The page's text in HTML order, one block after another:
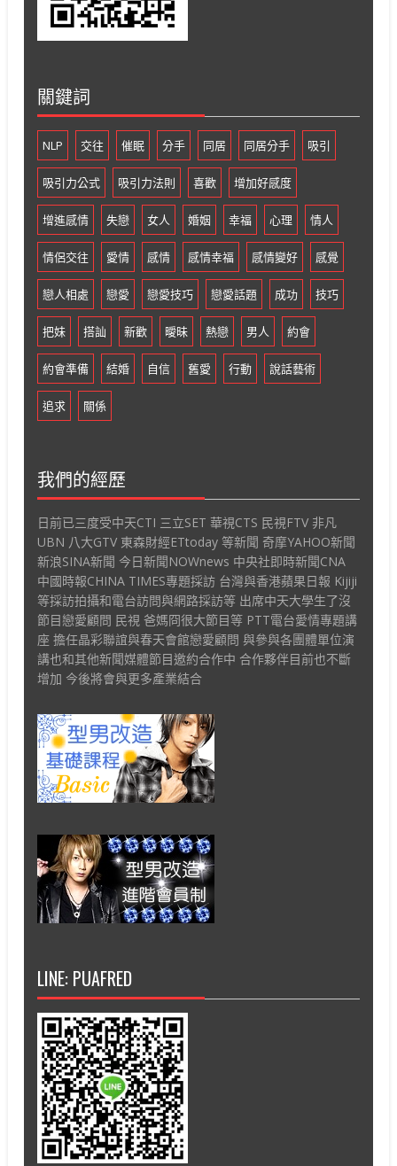
關鍵詞
NLP 交往 催眠 分手 同居 同居分手 吸引
吸引力公式 吸引力法則 喜歡 增加好感度
增進感情 失戀 女人 婚姻 幸福 心理 情人
情侶交往 愛情 感情 感情幸福 感情變好 感覺
戀人相處 戀愛 戀愛技巧 戀愛話題 成功 技巧
把妹 搭訕 新歡 曖昧 熱戀 男人 約會
約會準備 結婚 自信 舊愛 行動 說話藝術
追求 關係
我們的經歷
日前已三度受中天CTI 三立SET 華視CTS 民視FTV 非凡
UBN 八大GTV 東森財經ETtoday 等新聞 奇摩YAHOO新聞
新浪SINA新聞 今日新聞NOWnews 中央社即時新聞CNA
中國時報CHINA TIMES專題採訪 台灣與香港蘋果日報 Kijiji
等採訪拍攝和電台訪問與網路採訪等 出席中天大學生了沒
節目戀愛顧問 民視 爸媽冏很大節目等 PTT電台愛情專題講
座 擔任晶彩聯誼與春天會館戀愛顧問 與參與各團體單位演
講也和其他新聞媒體節目邀約合作中 合作夥伴目前也不斷
增加 今後將會與更多產業結合
LINE: PUAFRED